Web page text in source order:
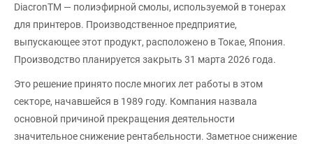
DiacronTM — полиэфирной смолы, используемой в тонерах
для принтеров. Производственное предприятие,
выпускающее этот продукт, расположено в Токае, Япония.
Производство планируется закрыть 31 марта 2026 года.
Это решение принято после многих лет работы в этом
секторе, начавшейся в 1989 году. Компания назвала
основной причиной прекращения деятельности
значительное снижение рентабельности. Заметное снижение